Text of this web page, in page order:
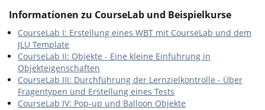
Informationen zu CourseLab und Beispielkurse
CourseLab I: Erstellung eines WBT mit CourseLab und dem
JLU Template
CourseLab II: Objekte - Eine kleine Einführung in
Objekteigenschaften
CourseLab III: Durchführung der Lernzielkontrolle - Über
Fragentypen und Erstellung eines Tests
CourseLab IV: Pop-up und Balloon Objekte